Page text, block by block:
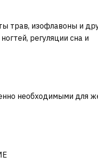
трав, изофлавоны и
регуляции сна и
необходимыми для